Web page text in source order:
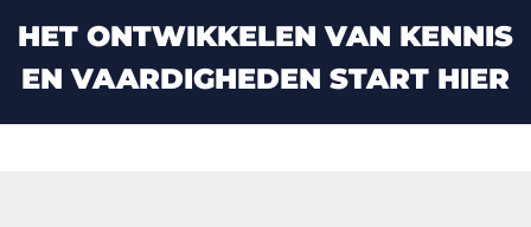
HET ONTWIKKELEN VAN KENNIS
EN VAARDIGHEDEN START HIER